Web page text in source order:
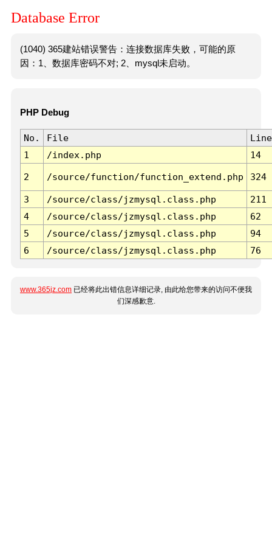
Database Error
(1040) 365建站错误警告：连接数据库失败，可能的原
因：1、数据库密码不对; 2、mysql未启动。
PHP Debug
No. File
Line
1
/index.php 14
2 /source/function/function_extend.php 324
3 /source/class/jzmysql.class.php
211
4
/source/class/jzmysql.class.php
62
5
/source/class/jzmysql.class.php
94
6
/source/class/jzmysql.class.php 76
www.365jz.com 已经将此出错信息详细记录, 由此给您带来的访问不便我
们深感歉意.